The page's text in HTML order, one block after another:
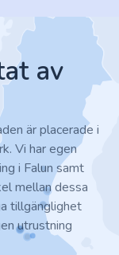
av
är placerade i
Vi har egen
i Falun samt
mellan dessa
tillgänglighet
utrustning